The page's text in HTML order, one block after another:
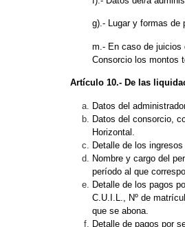
g).- Lugar y formas de
m.- En caso de juicios
Consorcio los montos
Artículo 10.- De las
Datos del
Datos del consorcio,
Horizontal.
Detalle de los
Nombre y cargo del
período al que
Detalle de los pagos
C.U.I.L., Nº de
que se abona.
Detalle de pagos por